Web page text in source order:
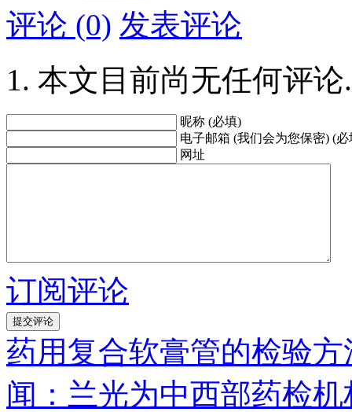
评论 (0) 发表评论
本文目前尚无任何评论.
昵称 (必填)
电子邮箱 (我们会为您保密) (必
网址
订阅评论
药用复合软膏管的检验
闻：兰光为中西部药检